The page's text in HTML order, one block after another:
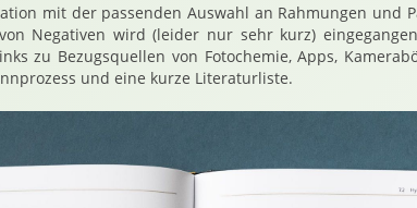
mit der passenden Auswahl an Rahmungen und
Negativen wird (leider nur sehr kurz)
zu Bezugsquellen von Fotochemie, Apps,
und eine kurze Literaturliste.